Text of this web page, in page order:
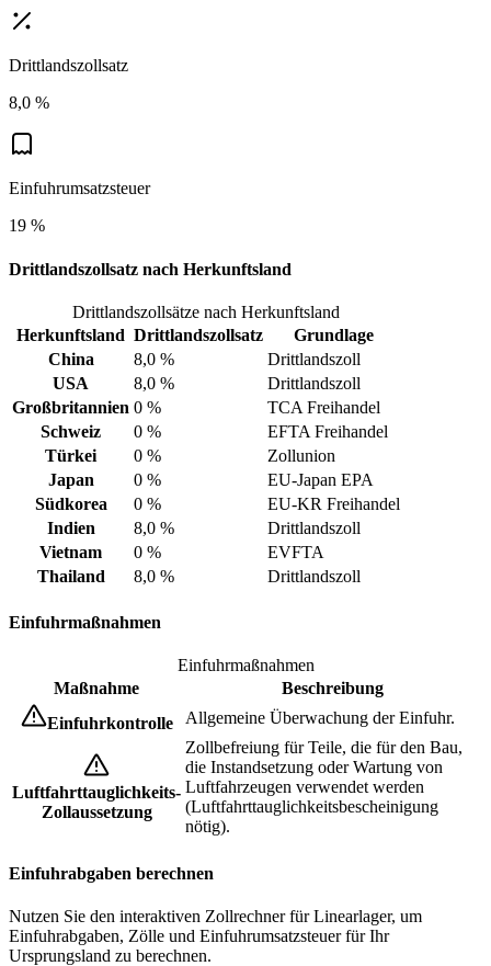
Drittlandszollsatz
8,0 %
Einfuhrumsatzsteuer
19 %
Drittlandszollsatz nach Herkunftsland
Drittlandszollsätze nach Herkunftsland
Herkunftsland Drittlandszollsatz
Grundlage
China
8,0 %
Drittlandszoll
USA
8,0 %
Drittlandszoll
Großbritannien 0 %
TCA Freihandel
Schweiz
0 %
EFTA Freihandel
Türkei
0 %
Zollunion
Japan
0 %
EU-Japan EPA
Südkorea
0 %
EU-KR Freihandel
Indien
8,0 %
Drittlandszoll
Vietnam
0 %
EVFTA
Thailand
8,0 % Drittlandszoll
Einfuhrmaßnahmen
Einfuhrmaßnahmen
Maßnahme
Beschreibung
Einfuhrkontrolle
Allgemeine Überwachung der Einfuhr.
Luftfahrttauglichkeits-
Zollaussetzung
Zollbefreiung für Teile, die für den Bau,
die Instandsetzung oder Wartung von
Luftfahrzeugen verwendet werden
(Luftfahrttauglichkeitsbescheinigung
nötig).
Einfuhrabgaben berechnen
Nutzen Sie den interaktiven Zollrechner für Linearlager, um
Einfuhrabgaben, Zölle und Einfuhrumsatzsteuer für Ihr
Ursprungsland zu berechnen.